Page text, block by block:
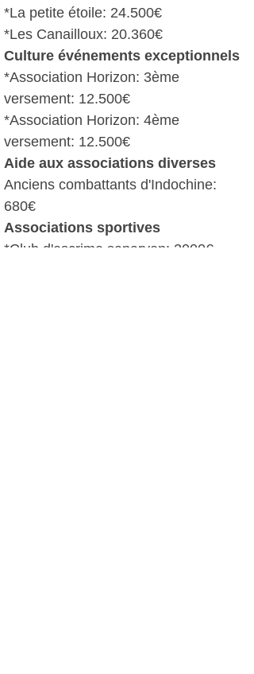
*La petite étoile: 24.500€
*Les Canailloux: 20.360€
Culture événements exceptionnels
*Association Horizon: 3ème
versement: 12.500€
*Association Horizon: 4ème
versement: 12.500€
Aide aux associations diverses
Anciens combattants d'Indochine:
680€
Associations sportives
*Club d'escrime sanaryen: 2000€